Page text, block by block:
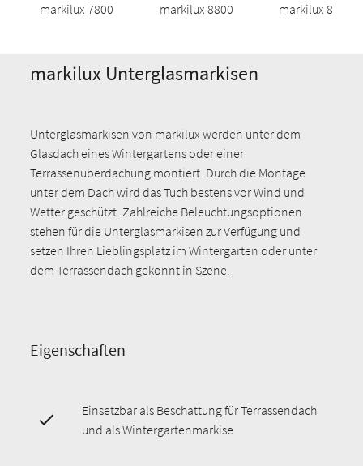
markilux 7800 markilux 8800 markilux 8850
markilux Unterglasmarkisen
Unterglasmarkisen von markilux werden unter dem
Glasdach eines Wintergartens oder einer
Terrassenüberdachung montiert. Durch die Montage
unter dem Dach wird das Tuch bestens vor Wind und
Wetter geschützt. Zahlreiche Beleuchtungsoptionen
stehen für die Unterglasmarkisen zur Verfügung und
setzen Ihren Lieblingsplatz im Wintergarten oder unter
dem Terrassendach gekonnt in Szene.
Eigenschaften
Einsetzbar als Beschattung für Terrassendach
und als Wintergartenmarkise